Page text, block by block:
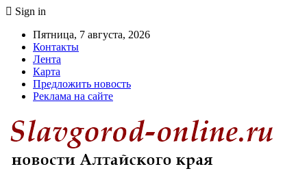
Sign in
Пятница, 7 августа, 2026
Контакты
Лента
Карта
Предложить новость
Реклама на сайте